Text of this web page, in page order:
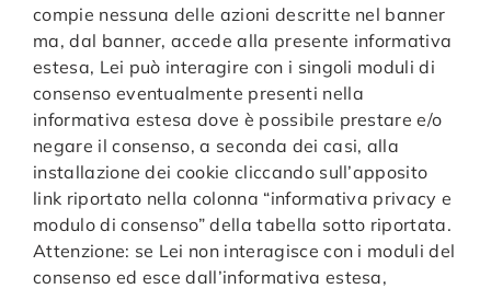
compie nessuna delle azioni descritte nel banner
ma, dal banner, accede alla presente informativa
estesa, Lei può interagire con i singoli moduli di
consenso eventualmente presenti nella
informativa estesa dove è possibile prestare e/o
negare il consenso, a seconda dei casi, alla
installazione dei cookie cliccando sull’apposito
link riportato nella colonna “informativa privacy e
modulo di consenso” della tabella sotto riportata.
Attenzione: se Lei non interagisce con i moduli del
consenso ed esce dall’informativa estesa,